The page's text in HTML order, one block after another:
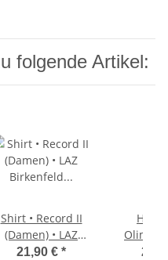
folgende Artikel:
Shirt • Record II
(Damen) • LAZ
Birkenfeld •
21,90 € *
Hose